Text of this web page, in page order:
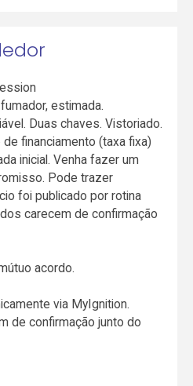
estimada.
Duas chaves. Vistoriado.
financiamento (taxa fixa)
inicial. Venha fazer um
Pode trazer
foi publicado por rotina
carecem de confirmação
acordo.
via MyIgnition.
de confirmação junto do